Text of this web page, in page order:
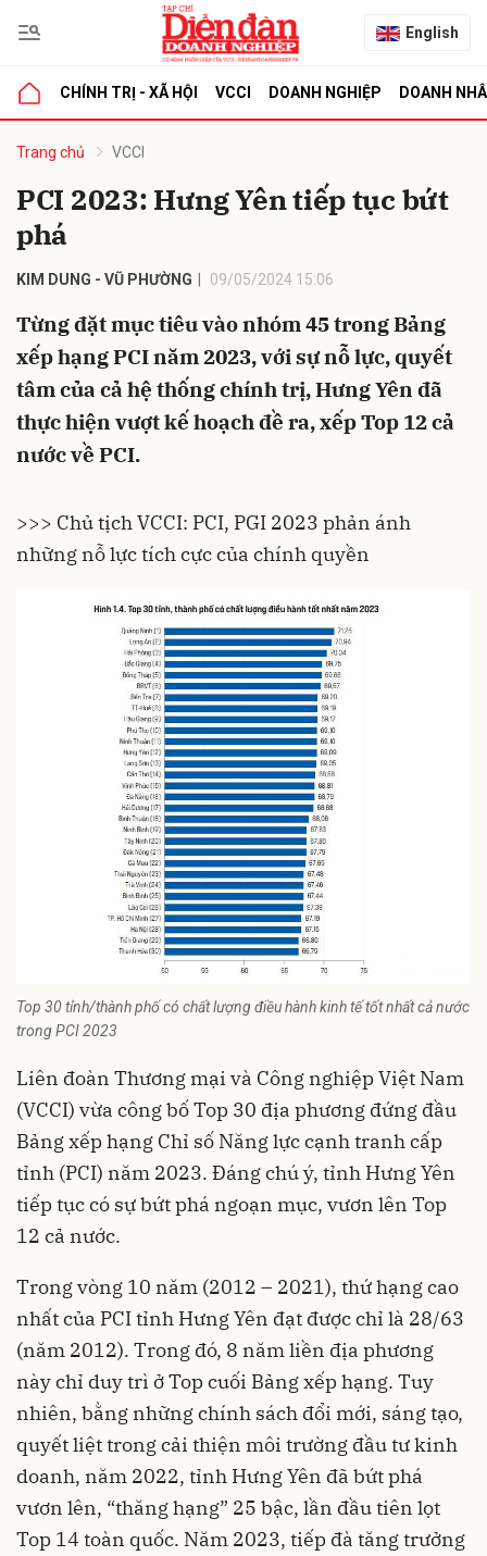
English
CHÍNH TRỊ - XÃ HỘI VCCI DOANH NGHIỆP DOANH
Trang chủ VCCI
PCI 2023: Hưng Yên tiếp tục bứt
phá
KIM DUNG - VŨ PHƯỜNG 09/05/2024 15:06
Từng đặt mục tiêu vào nhóm 45 trong Bảng
xếp hạng PCI năm 2023, với sự nỗ lực, quyết
tâm của cả hệ thống chính trị, Hưng Yên đã
thực hiện vượt kế hoạch đề ra, xếp Top 12 cả
nước về PCI.
>>> Chủ tịch VCCI: PCI, PGI 2023 phản ánh
những nỗ lực tích cực của chính quyền
Top 30 tỉnh/thành phố có chất lượng điều hành kinh tế tốt nhất cả nước
trong PCI 2023
Liên đoàn Thương mại và Công nghiệp Việt Nam
(VCCI) vừa công bố Top 30 địa phương đứng đầu
Bảng xếp hạng Chỉ số Năng lực cạnh tranh cấp
tỉnh (PCI) năm 2023. Đáng chú ý, tỉnh Hưng Yên
tiếp tục có sự bứt phá ngoạn mục, vươn lên Top
12 cả nước.
Trong vòng 10 năm (2012 – 2021), thứ hạng cao
nhất của PCI tỉnh Hưng Yên đạt được chỉ là 28/63
(năm 2012). Trong đó, 8 năm liền địa phương
này chỉ duy trì ở Top cuối Bảng xếp hạng. Tuy
nhiên, bằng những chính sách đổi mới, sáng tạo,
quyết liệt trong cải thiện môi trường đầu tư kinh
doanh, năm 2022, tỉnh Hưng Yên đã bứt phá
vươn lên, “thăng hạng” 25 bậc, lần đầu tiên lọt
Top 14 toàn quốc. Năm 2023, tiếp đà tăng trưởng
luận
Hủy